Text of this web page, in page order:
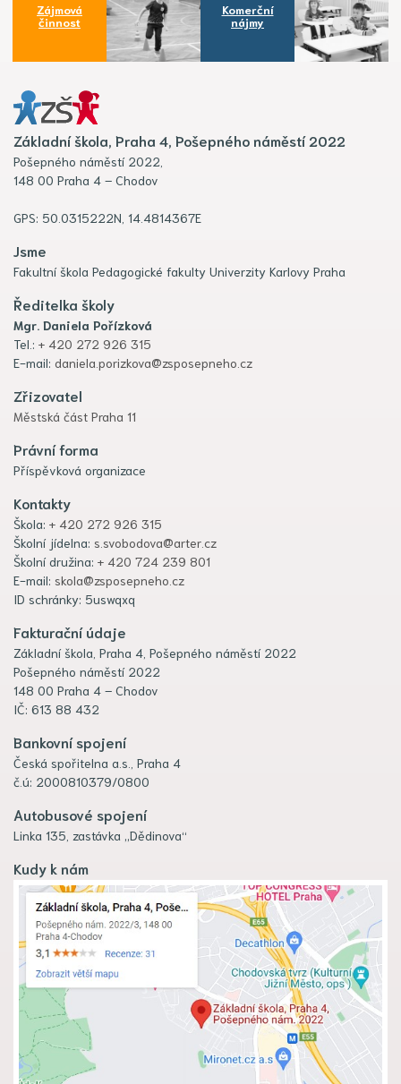
Zájmová
činnost
Komerční
nájmy
Základní škola, Praha 4, Pošepného náměstí 2022
Pošepného náměstí 2022,
148 00 Praha 4 – Chodov
GPS: 50.0315222N, 14.4814367E
Jsme
Fakultní škola Pedagogické fakulty Univerzity Karlovy Praha
Ředitelka školy
Mgr. Daniela Pořízková
Tel.: + 420 272 926 315
E-mail: daniela.porizkova@zsposepneho.cz
Zřizovatel
Městská část Praha 11
Právní forma
Příspěvková organizace
Kontakty
Škola: + 420 272 926 315
Školní jídelna: s.svobodova@arter.cz
Školní družina: + 420 724 239 801
E-mail: skola@zsposepneho.cz
ID schránky: 5uswqxq
Fakturační údaje
Základní škola, Praha 4, Pošepného náměstí 2022
Pošepného náměstí 2022
148 00 Praha 4 – Chodov
IČ: 613 88 432
Bankovní spojení
Česká spořitelna a.s., Praha 4
č.ú: 2000810379/0800
Autobusové spojení
Linka 135, zastávka „Dědinova“
Kudy k nám